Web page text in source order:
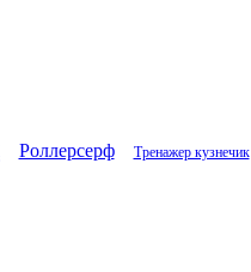
Роллерсерф Тренажер кузнечик